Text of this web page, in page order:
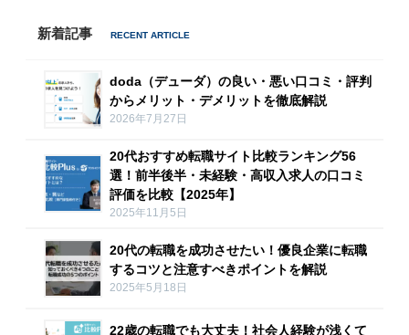
新着記事
doda（デューダ）の良い・悪い口コミ・評判
からメリット・デメリットを徹底解説
2026年7月27日
20代おすすめ転職サイト比較ランキング56
選！前半後半・未経験・高収入求人の口コミ
評価を比較【2025年】
2025年11月5日
20代の転職を成功させたい！優良企業に転職
するコツと注意すべきポイントを解説
2025年5月18日
22歳の転職でも大丈夫！社会人経験が浅くて